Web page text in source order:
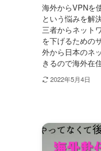
海外からVPNを
という悩みを解
三者からネット
を下げるための
外から日本のネ
きるので海外在
2022年5月4日